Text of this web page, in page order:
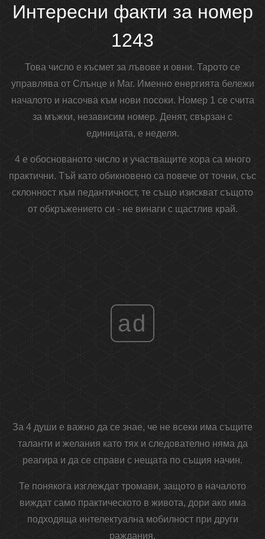
Интересни факти за номер
1243
Това число е късмет за лъвове и овни. Тарото се
управлява от Слънце и Маг. Именно енергията бележи
началото и насочва към нови посоки. Номер 1 се счита
за мъжки, независим номер. Денят, свързан с
единицата, е неделя.
4 е обоснованото число и участващите хора са много
практични. Тъй като обикновено са повече от точни, със
склонност към педантичност, те също изискват същото
от обкръжението си - не винаги с щастлив край.
ad
За 4 души е важно да се знае, че не всеки има същите
таланти и желания като тях и следователно няма да
реагира и да се справи с нещата по същия начин.
Те понякога изглеждат тромави, защото в началото
виждат само практическото в живота, дори ако има
подходяща интелектуална мобилност при други
раждания.